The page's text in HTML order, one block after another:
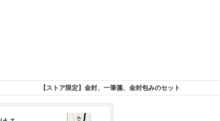
【ストア限定】金封、一筆箋、金封包みのセット